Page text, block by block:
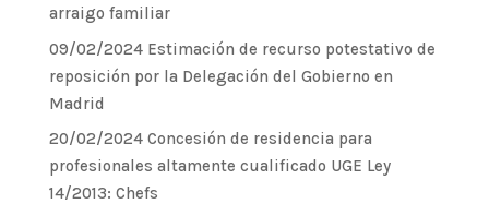
arraigo familiar
09/02/2024 Estimación de recurso potestativo de
reposición por la Delegación del Gobierno en
Madrid
20/02/2024 Concesión de residencia para
profesionales altamente cualificado UGE Ley
14/2013: Chefs